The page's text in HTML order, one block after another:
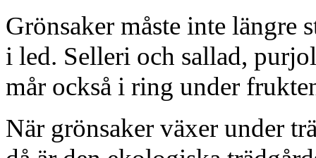
Grönsaker måste inte längre
i led. Selleri och sallad,
mår också i ring under
När grönsaker växer under